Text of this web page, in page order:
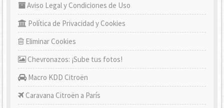
Aviso Legal y Condiciones de Uso
Política de Privacidad y Cookies
Eliminar Cookies
Chevronazos: ¡Sube tus fotos!
Macro KDD Citroën
Caravana Citroën a París